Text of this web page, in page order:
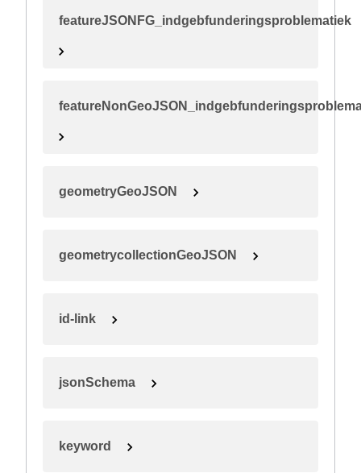
featureJSONFG_indgebfunderingsproblematiek
geometryGeoJSON
geometrycollectionGeoJSON
id-link
jsonSchema
keyword